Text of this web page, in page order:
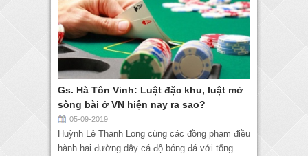
Gs. Hà Tôn Vinh: Luật đặc khu, luật mở
sòng bài ở VN hiện nay ra sao?
05-09-2019
Huỳnh Lê Thanh Long cùng các đồng phạm điều
hành hai đường dây cá độ bóng đá với tổng